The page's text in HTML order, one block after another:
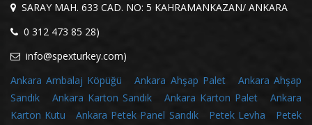
SARAY MAH. 633 CAD. NO: 5 KAHRAMANKAZAN/ ANKARA
0 312 473 85 28)
info@spexturkey.com)
Ankara Ambalaj Köpüğü
Ankara Ahşap Palet
Ankara Ahşap
Sandık
Ankara Karton Sandık Ankara Karton Palet
Ankara
Karton Kutu
Ankara Petek Panel Sandık Petek Levha
Petek